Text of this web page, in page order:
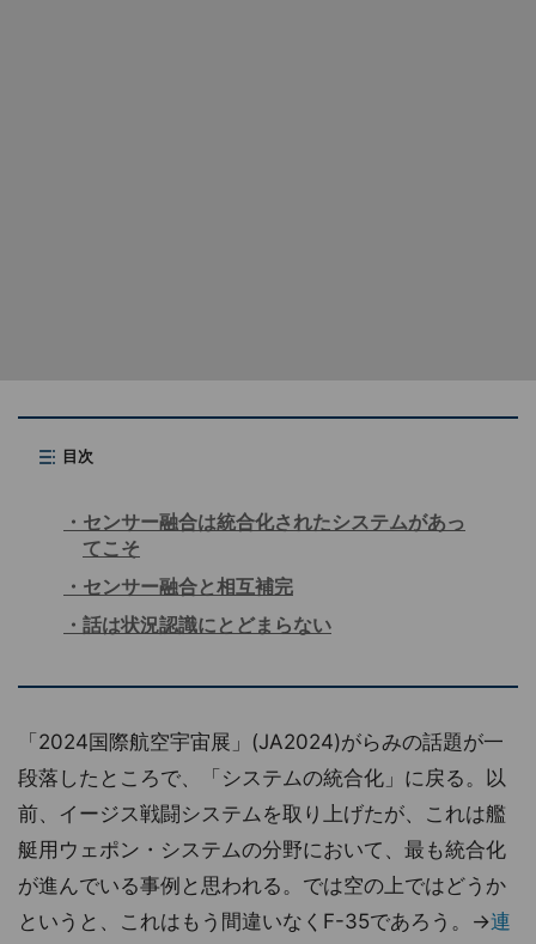
目次
センサー融合は統合化されたシステムがあっ
てこそ
センサー融合と相互補完
話は状況認識にとどまらない
「2024国際航空宇宙展」(JA2024)がらみの話題が一
段落したところで、「システムの統合化」に戻る。以
前、イージス戦闘システムを取り上げたが、これは艦
艇用ウェポン・システムの分野において、最も統合化
が進んでいる事例と思われる。では空の上ではどうか
というと、これはもう間違いなくF-35であろう。→連